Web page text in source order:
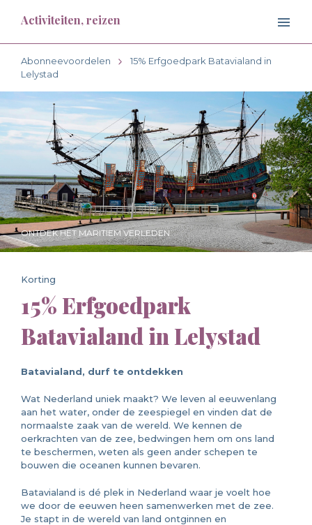
Activiteiten, reizen
Abonneevoordelen
15% Erfgoedpark Batavialand in
Lelystad
ONTDEK HET MARITIEM VERLEDEN
Korting
15% Erfgoedpark
Batavialand in Lelystad
Batavialand, durf te ontdekken
Wat Nederland uniek maakt? We leven al eeuwenlang
aan het water, onder de zeespiegel en vinden dat de
normaalste zaak van de wereld. We kennen de
oerkrachten van de zee, bedwingen hem om ons land
te beschermen, weten als geen ander schepen te
bouwen die oceanen kunnen bevaren.
Batavialand is dé plek in Nederland waar je voelt hoe
we door de eeuwen heen samenwerken met de zee.
Je stapt in de wereld van land ontginnen en